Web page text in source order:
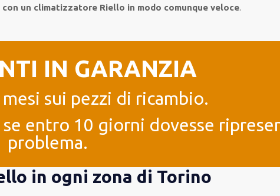
un climatizzatore Riello in modo comunque veloce.
IN GARANZIA
sui pezzi di ricambio.
entro 10 giorni dovesse
problema.
in ogni zona di Torino